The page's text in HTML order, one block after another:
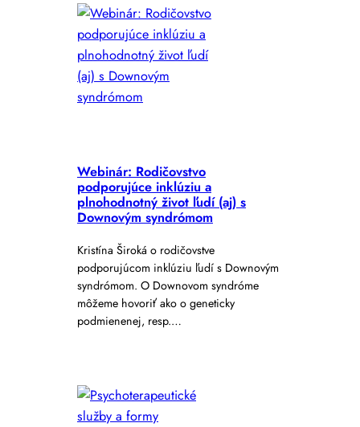
Webinár: Rodičovstvo
podporujúce inklúziu a
plnohodnotný život ľudí (aj) s
Downovým syndrómom
Kristína Široká o rodičovstve
podporujúcom inklúziu ľudí s Downovým
syndrómom. O Downovom syndróme
môžeme hovoriť ako o geneticky
podmienenej, resp.…